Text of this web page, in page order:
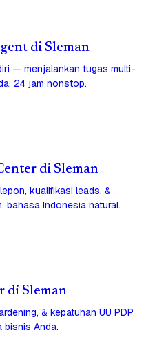
di Sleman
— menjalankan tugas multi-
24 jam nonstop.
di Sleman
kualifikasi leads, &
Indonesia natural.
di Sleman
& kepatuhan UU PDP
bisnis Anda.